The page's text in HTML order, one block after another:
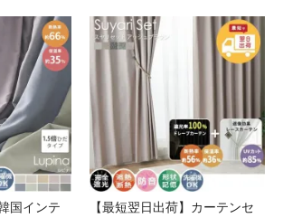
国インテ
【最短翌日出荷】カーテンセ